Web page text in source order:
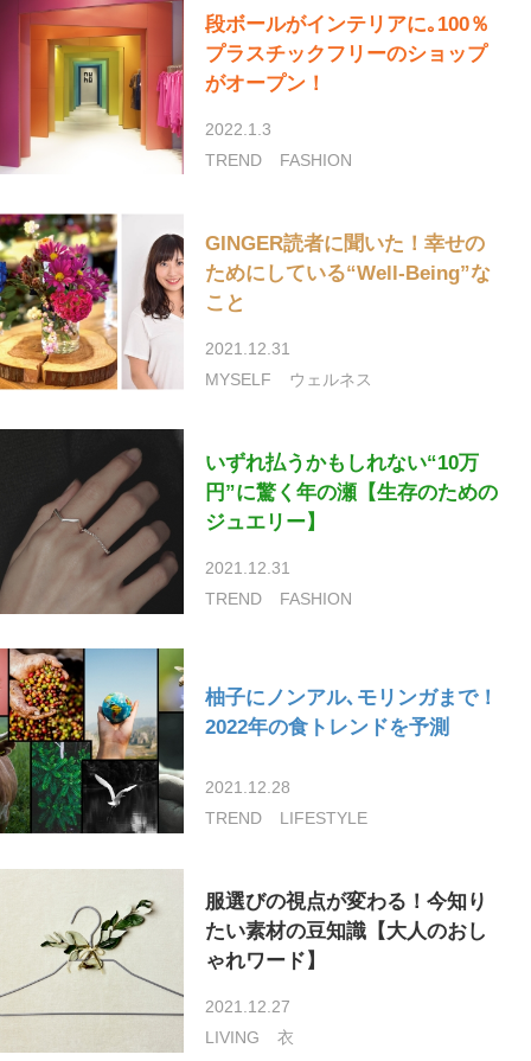
段ボールがインテリアに｡100％
プラスチックフリーのショップ
がオープン！
2022.1.3
TREND
FASHION
GINGER読者に聞いた！幸せの
ためにしている“Well-Being”な
こと
2021.12.31
MYSELF
ウェルネス
いずれ払うかもしれない“10万
円”に驚く年の瀬【生存のための
ジュエリー】
2021.12.31
TREND
FASHION
柚子にノンアル､モリンガまで！
2022年の食トレンドを予測
2021.12.28
TREND
LIFESTYLE
服選びの視点が変わる！今知り
たい素材の豆知識【大人のおし
ゃれワード】
2021.12.27
LIVING
衣